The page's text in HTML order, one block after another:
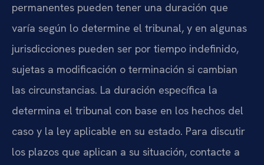
permanentes pueden tener una duración que
varía según lo determine el tribunal, y en algunas
jurisdicciones pueden ser por tiempo indefinido,
sujetas a modificación o terminación si cambian
las circunstancias. La duración específica la
determina el tribunal con base en los hechos del
caso y la ley aplicable en su estado. Para discutir
los plazos que aplican a su situación, contacte a